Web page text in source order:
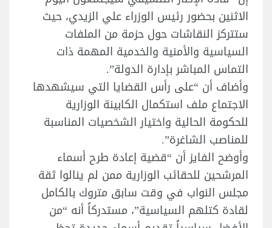
الاثنين بحضور رئيس الوزراء علي الزيدي، حيث
ستتركز النقاشات حول حزمة من الملفات
السياسية والأمنية والخدمية المهمة ذات
التماس المباشر بإدارة الدولة”.
وأضاف أن “على رأس القضايا التي سيشهدها
الاجتماع ملف استكمال الكابينة الوزارية
للحكومة الحالية واختيار الشخصيات المناسبة
للمناصب الشاغرة”.
وأوضح الفايز أن “قضية إعادة طرح أسماء
المرشحين للحقائب الوزارية ممن لم ينالوا ثقة
مجلس النواب في وقت سابق متروك بالكامل
لقادة كتلهم السياسية”، مستدركاً أنه “من